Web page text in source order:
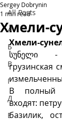
All Posts
А
Б
В
Г
Д
Е
Хмели-
Sergey Dobrynin
1 min read
Хмели-
грузинская
В полный
входят:
базилик,